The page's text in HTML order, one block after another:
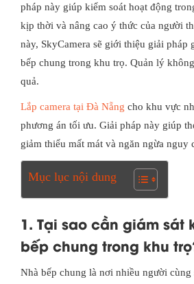
pháp này giúp kiểm soát hoạt động
kịp thời và nâng cao ý thức của người
này, SkyCamera sẽ giới thiệu giải pháp
bếp chung trong khu trọ. Quản lý
quả.
Lắp camera tại Đà Nẵng cho khu vực
phương án tối ưu. Giải pháp này giúp
giảm thiểu mất mát và ngăn ngừa nguy
Mục lục nội dung
1. Tại sao cần giám sát
bếp chung trong khu
Nhà bếp chung là nơi nhiều người cùng